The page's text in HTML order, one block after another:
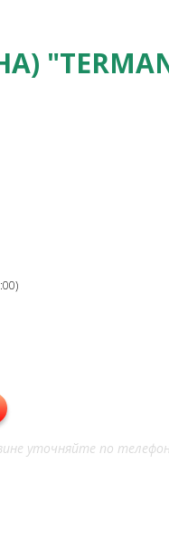
уточняйте по